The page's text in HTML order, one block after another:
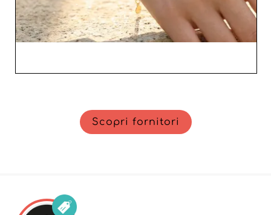
Scopri fornitori